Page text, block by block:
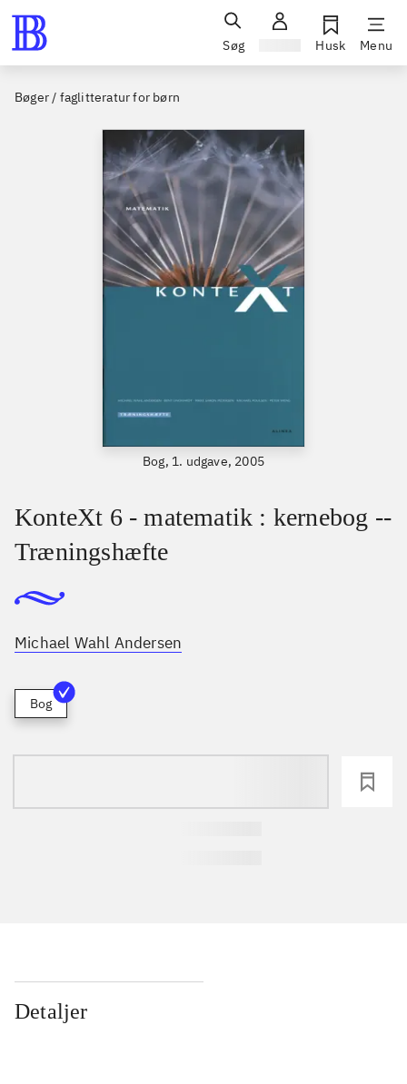
Søg Husk Menu
Bøger / faglitteratur for børn
Bog, 1. udgave, 2005
KonteXt 6 - matematik : kernebog --
Træningshæfte
Michael Wahl Andersen
Bog
Detaljer